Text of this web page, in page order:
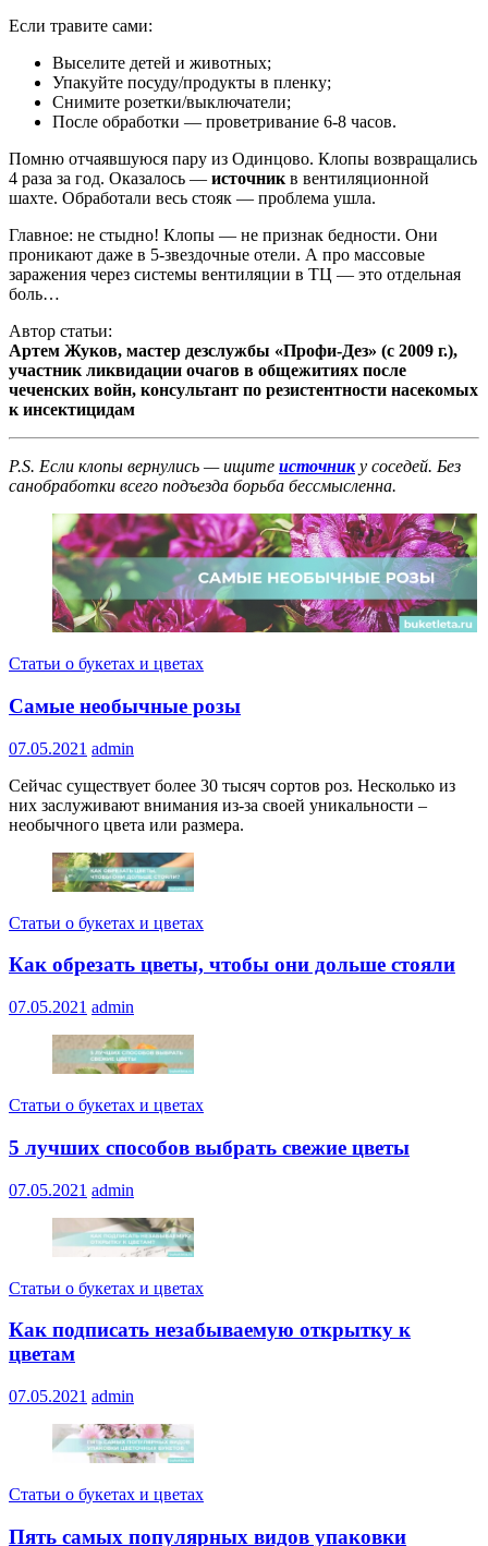
Если травите сами:
Выселите детей и животных;
Упакуйте посуду/продукты в пленку;
Снимите розетки/выключатели;
После обработки — проветривание 6-8 часов.
Помню отчаявшуюся пару из Одинцово. Клопы возвращались
4 раза за год. Оказалось — источник в вентиляционной
шахте. Обработали весь стояк — проблема ушла.
Главное: не стыдно! Клопы — не признак бедности. Они
проникают даже в 5-звездочные отели. А про массовые
заражения через системы вентиляции в ТЦ — это отдельная
боль…
Автор статьи:
Артем Жуков, мастер дезслужбы «Профи-Дез» (с 2009 г.),
участник ликвидации очагов в общежитиях после
чеченских войн, консультант по резистентности насекомых
к инсектицидам
P.S. Если клопы вернулись — ищите источнику соседей. Без
санобработки всего подъезда борьба бессмысленна.
Статьи о букетах и цветах
Самые необычные розы
07.05.2021 admin
Сейчас существует более 30 тысяч сортов роз. Несколько из
них заслуживают внимания из-за своей уникальности –
необычного цвета или размера.
Статьи о букетах и цветах
Как обрезать цветы, чтобы они дольше стояли
07.05.2021 admin
Статьи о букетах и цветах
5 лучших способов выбрать свежие цветы
07.05.2021 admin
Статьи о букетах и цветах
Как подписать незабываемую открытку к
цветам
07.05.2021 admin
Статьи о букетах и цветах
Пять самых популярных видов упаковки